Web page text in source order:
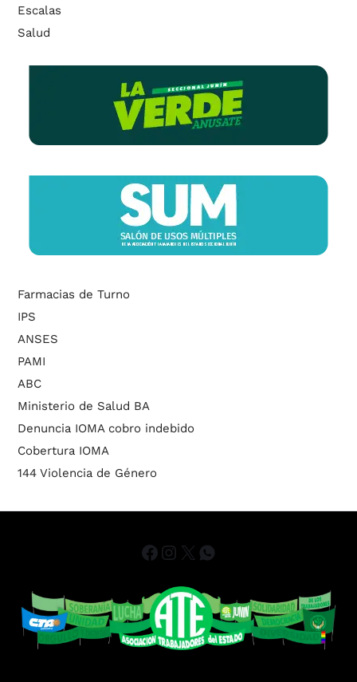
Escalas
Salud
Farmacias de Turno
IPS
ANSES
PAMI
ABC
Ministerio de Salud BA
Denuncia IOMA cobro indebido
Cobertura IOMA
144 Violencia de Género